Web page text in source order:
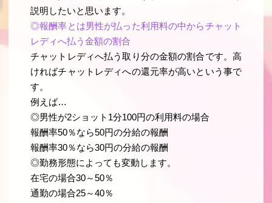
説明したいと思います。
◎報酬率とは男性が払った利用料の中からチャット
レディへ払う金額の割合
チャットレディへ払う取り分の金額の割合です。高
ければチャットレディへの還元率が高いという事で
す。
例えば…
◎男性が2ショット1分100円の利用料の場合
報酬率50％なら50円の分給の報酬
報酬率30％なら30円の分給の報酬
◎勤務形態によっても変動します。
在宅の場合30～50％
通勤の場合25～40％